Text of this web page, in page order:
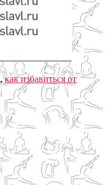
,как избавиться от